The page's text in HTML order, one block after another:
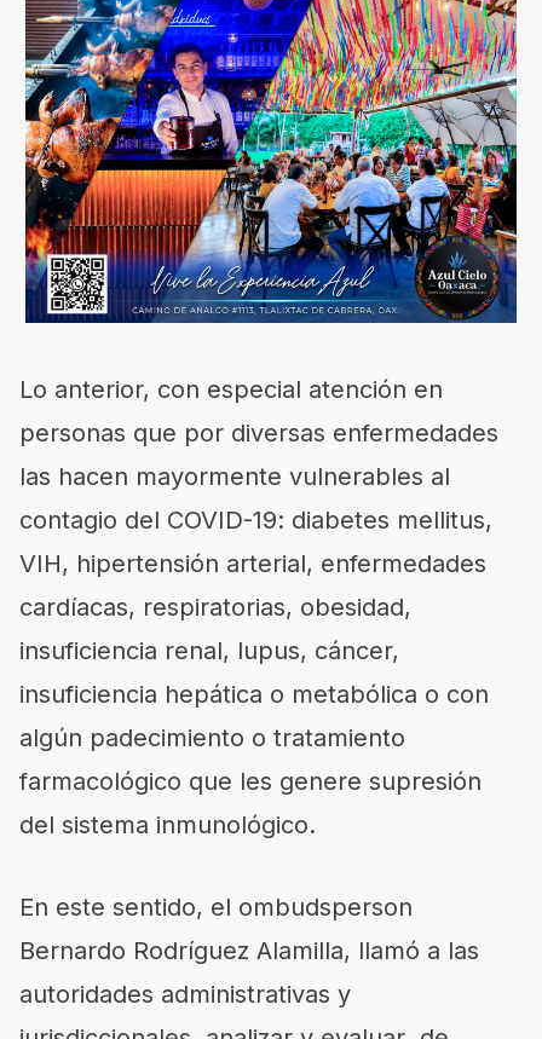
Lo anterior, con especial atención en
personas que por diversas enfermedades
las hacen mayormente vulnerables al
contagio del COVID-19: diabetes mellitus,
VIH, hipertensión arterial, enfermedades
cardíacas, respiratorias, obesidad,
insuficiencia renal, lupus, cáncer,
insuficiencia hepática o metabólica o con
algún padecimiento o tratamiento
farmacológico que les genere supresión
del sistema inmunológico.
En este sentido, el ombudsperson
Bernardo Rodríguez Alamilla, llamó a las
autoridades administrativas y